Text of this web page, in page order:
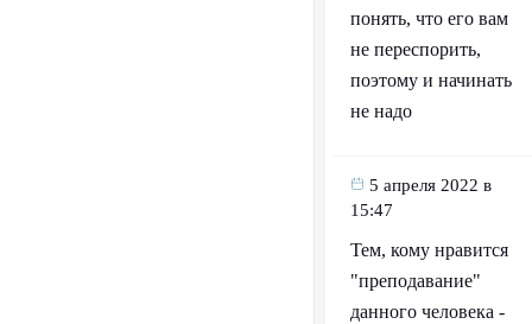
понять, что его вам
не переспорить,
поэтому и начинать
не надо
5 апреля 2022 в
15:47
Тем, кому нравится
"преподавание"
данного человека -